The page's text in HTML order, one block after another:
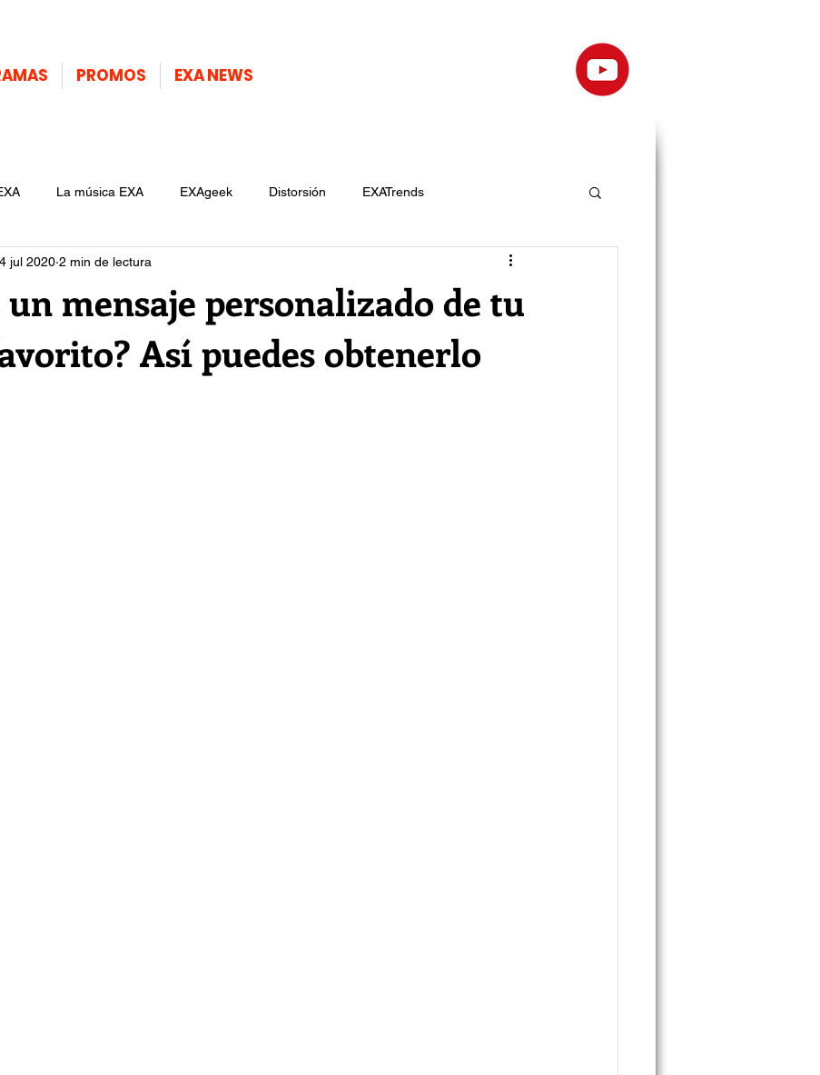
PROMOS EXA NEWS
La música EXA EXAgeek Distorsión EXATrends
un mensaje personalizado de tu
Así puedes obtenerlo
jul 2020 2 min de lectura